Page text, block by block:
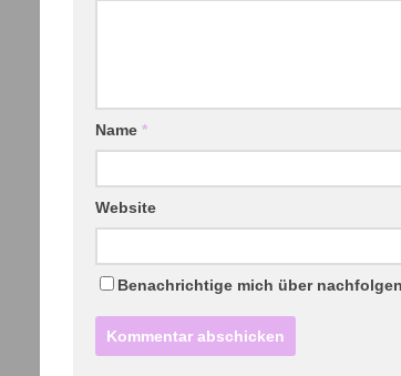
Name *
Website
Benachrichtige mich über